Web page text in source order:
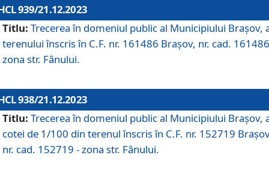
939/21.12.2023
Titlu: Trecerea în domeniul public al Municipiului Braşov,
terenului înscris în C.F. nr. 161486 Brașov, nr. cad.
zona str. Fânului.
938/21.12.2023
Titlu: Trecerea în domeniul public al Municipiului Braşov,
cotei de 1/100 din terenul înscris în C.F. nr. 152719
nr. cad. 152719 - zona str. Fânului.